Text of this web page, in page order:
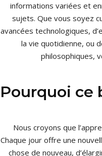
informations variées et
sujets. Que vous soyez
avancées technologiques,
la vie quotidienne, ou
philosophiques,
Pourquoi ce
Nous croyons que
Chaque jour offre une
chose de nouveau,